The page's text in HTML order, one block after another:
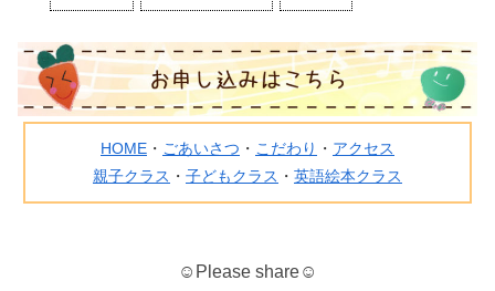
HOME ・ ごあいさつ ・ こだわり ・ アクセス
親子クラス ・ 子どもクラス ・ 英語絵本クラス
☺Please share☺